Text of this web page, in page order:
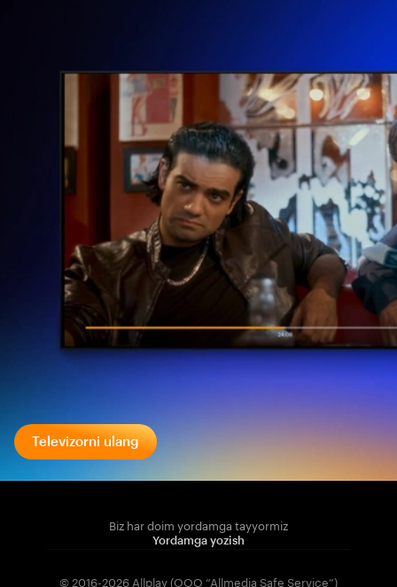
Televizorni ulang
Biz har doim yordamga tayyormiz
Yordamga yozish
© 2016-2026 Allplay (OOO “Allmedia Safe Service”)